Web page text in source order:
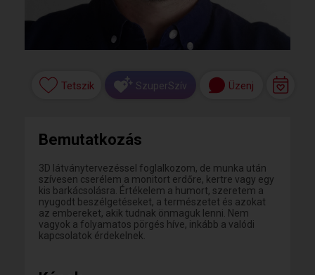
Tetszik SzuperSzív Üzenj
Bemutatkozás
3D látványtervezéssel foglalkozom, de munka után
szívesen cserélem a monitort erdőre, kertre vagy egy
kis barkácsolásra. Értékelem a humort, szeretem a
nyugodt beszélgetéseket, a természetet és azokat
az embereket, akik tudnak önmaguk lenni. Nem
vagyok a folyamatos pörgés híve, inkább a valódi
kapcsolatok érdekelnek.